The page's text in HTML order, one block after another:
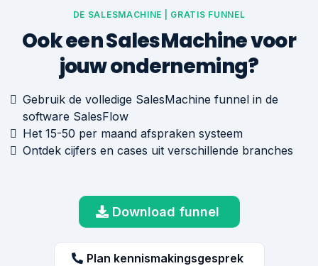
DE SALESMACHINE | GRATIS FUNNEL
Ook een SalesMachine voor
jouw onderneming?
Gebruik de volledige SalesMachine funnel in de
software SalesFlow
Het 15-50 per maand afspraken systeem
Ontdek cijfers en cases uit verschillende branches
Download funnel
Plan kennismakingsgesprek